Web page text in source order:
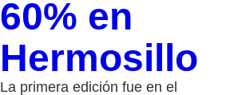
60% en
Hermosillo
La primera edición fue en el